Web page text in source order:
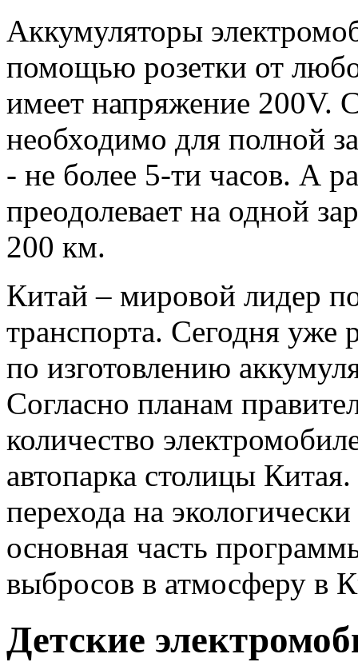
Аккумуляторы
помощью розетки от
имеет напряжение 200V.
необходимо для полной
- не более 5-ти часов. А
преодолевает на одной
200 км.
Китай – мировой лидер
транспорта. Сегодня
по изготовлению
Согласно планам
количество
автопарка столицы
перехода на
основная часть
выбросов в атмосферу в
Детские